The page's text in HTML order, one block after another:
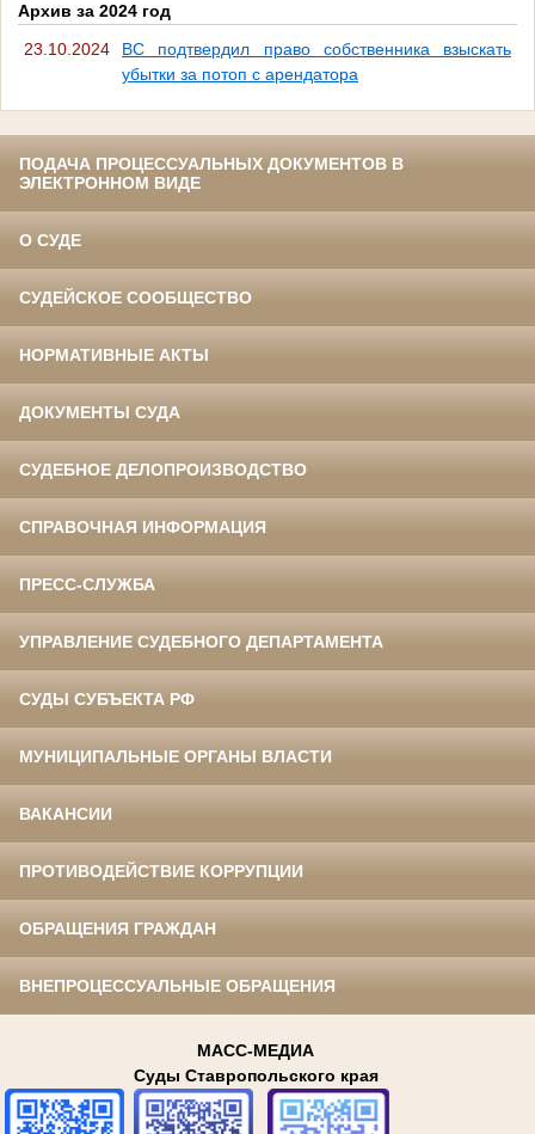
Архив за 2024 год
23.10.2024
ВС подтвердил право собственника взыскать
убытки за потоп с арендатора
ПОДАЧА ПРОЦЕССУАЛЬНЫХ ДОКУМЕНТОВ В
ЭЛЕКТРОННОМ ВИДЕ
О СУДЕ
СУДЕЙСКОЕ СООБЩЕСТВО
НОРМАТИВНЫЕ АКТЫ
ДОКУМЕНТЫ СУДА
СУДЕБНОЕ ДЕЛОПРОИЗВОДСТВО
СПРАВОЧНАЯ ИНФОРМАЦИЯ
ПРЕСС-СЛУЖБА
УПРАВЛЕНИЕ СУДЕБНОГО ДЕПАРТАМЕНТА
СУДЫ СУБЪЕКТА РФ
МУНИЦИПАЛЬНЫЕ ОРГАНЫ ВЛАСТИ
ВАКАНСИИ
ПРОТИВОДЕЙСТВИЕ КОРРУПЦИИ
ОБРАЩЕНИЯ ГРАЖДАН
ВНЕПРОЦЕССУАЛЬНЫЕ ОБРАЩЕНИЯ
МАСС-МЕДИА
Суды Ставропольского края